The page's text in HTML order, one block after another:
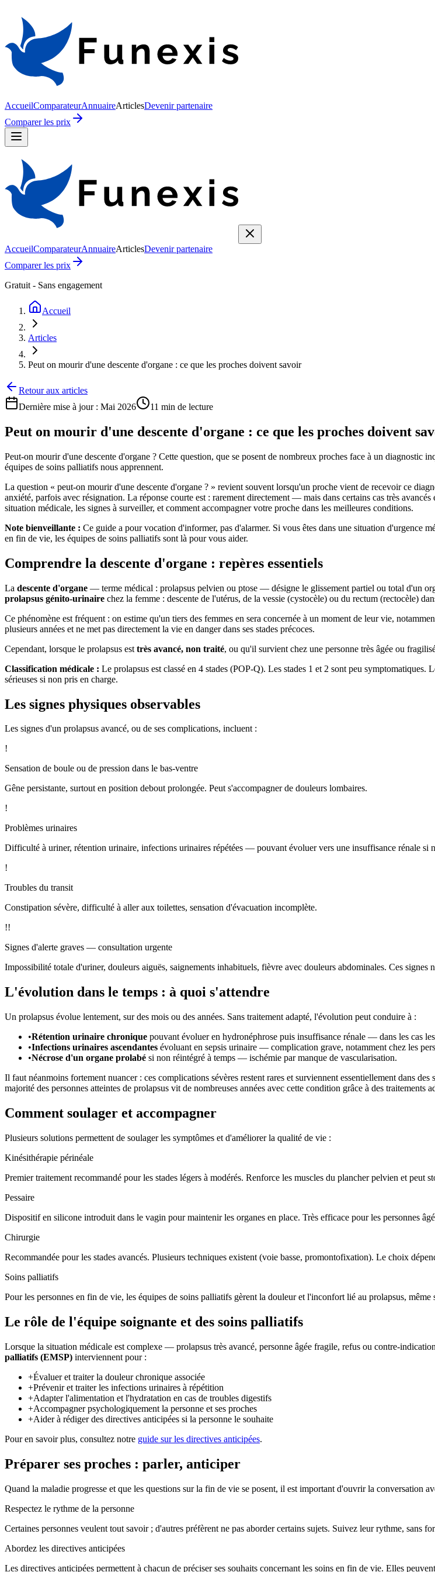
AccueilComparateurAnnuaireArticlesDevenir partenaire
Comparer les prix
AccueilComparateurAnnuaireArticlesDevenir partenaire
Comparer les prix
Gratuit - Sans engagement
Accueil
Articles
Peut on mourir d'une descente d'organe : ce que les proches doivent savoir
Retour aux articles
Dernière mise à jour : Mai 2026 11 min de lecture
Peut on mourir d'une descente d'organe : ce que les proches doivent
Peut-on mourir d'une descente d'organe ? Cette question, que se posent de nombreux proches face à un diagnostic
équipes de soins palliatifs nous apprennent.
La question « peut-on mourir d'une descente d'organe ? » revient souvent lorsqu'un proche vient de recevoir ce
anxiété, parfois avec résignation. La réponse courte est : rarement directement — mais dans certains cas très
situation médicale, les signes à surveiller, et comment accompagner votre proche dans les meilleures conditions.
Note bienveillante : Ce guide a pour vocation d'informer, pas d'alarmer. Si vous êtes dans une situation d'urgence
en fin de vie, les équipes de soins palliatifs sont là pour vous aider.
Comprendre la descente d'organe : repères essentiels
La descente d'organe — terme médical : prolapsus pelvien ou ptose — désigne le glissement partiel ou total d'un
prolapsus génito-urinaire chez la femme : descente de l'utérus, de la vessie (cystocèle) ou du rectum (rectocèle)
Ce phénomène est fréquent : on estime qu'un tiers des femmes en sera concernée à un moment de leur vie,
plusieurs années et ne met pas directement la vie en danger dans ses stades précoces.
Cependant, lorsque le prolapsus est très avancé, non traité, ou qu'il survient chez une personne très âgée ou
Classification médicale : Le prolapsus est classé en 4 stades (POP-Q). Les stades 1 et 2 sont peu
sérieuses si non pris en charge.
Les signes physiques observables
Les signes d'un prolapsus avancé, ou de ses complications, incluent :
!
Sensation de boule ou de pression dans le bas-ventre
Gêne persistante, surtout en position debout prolongée. Peut s'accompagner de douleurs lombaires.
!
Problèmes urinaires
Difficulté à uriner, rétention urinaire, infections urinaires répétées — pouvant évoluer vers une insuffisance rénale si
!
Troubles du transit
Constipation sévère, difficulté à aller aux toilettes, sensation d'évacuation incomplète.
!!
Signes d'alerte graves — consultation urgente
Impossibilité totale d'uriner, douleurs aiguës, saignements inhabituels, fièvre avec douleurs abdominales. Ces signes
L'évolution dans le temps : à quoi s'attendre
Un prolapsus évolue lentement, sur des mois ou des années. Sans traitement adapté, l'évolution peut conduire à :
•Rétention urinaire chronique pouvant évoluer en hydronéphrose puis insuffisance rénale — dans les cas
•Infections urinaires ascendantes évoluant en sepsis urinaire — complication grave, notamment chez les
•Nécrose d'un organe prolabé si non réintégré à temps — ischémie par manque de vascularisation.
Il faut néanmoins fortement nuancer : ces complications sévères restent rares et surviennent essentiellement dans
majorité des personnes atteintes de prolapsus vit de nombreuses années avec cette condition grâce à des traitements
Comment soulager et accompagner
Plusieurs solutions permettent de soulager les symptômes et d'améliorer la qualité de vie :
Kinésithérapie périnéale
Premier traitement recommandé pour les stades légers à modérés. Renforce les muscles du plancher pelvien et peut
Pessaire
Dispositif en silicone introduit dans le vagin pour maintenir les organes en place. Très efficace pour les personnes
Chirurgie
Recommandée pour les stades avancés. Plusieurs techniques existent (voie basse, promontofixation). Le choix
Soins palliatifs
Pour les personnes en fin de vie, les équipes de soins palliatifs gèrent la douleur et l'inconfort lié au prolapsus,
Le rôle de l'équipe soignante et des soins palliatifs
Lorsque la situation médicale est complexe — prolapsus très avancé, personne âgée fragile, refus ou contre-
palliatifs (EMSP) interviennent pour :
+Évaluer et traiter la douleur chronique associée
+Prévenir et traiter les infections urinaires à répétition
+Adapter l'alimentation et l'hydratation en cas de troubles digestifs
+Accompagner psychologiquement la personne et ses proches
+Aider à rédiger des directives anticipées si la personne le souhaite
Pour en savoir plus, consultez notre guide sur les directives anticipées.
Préparer ses proches : parler, anticiper
Quand la maladie progresse et que les questions sur la fin de vie se posent, il est important d'ouvrir la conversation
Respectez le rythme de la personne
Certaines personnes veulent tout savoir ; d'autres préfèrent ne pas aborder certains sujets. Suivez leur rythme, sans
Abordez les directives anticipées
Les directives anticipées permettent à chacun de préciser ses souhaits concernant les soins en fin de vie. Elles